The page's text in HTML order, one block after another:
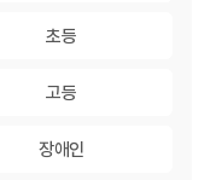
초등
고등
장애인